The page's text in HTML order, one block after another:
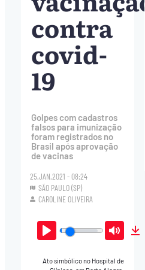
contra
covid-
19
Golpes com cadastros
falsos para imunização
foram registrados no
Brasil após aprovação
de vacinas
25.JAN.2021 - 08:24
SÃO PAULO (SP)
CAROLINE OLIVEIRA
Play Mute
Ato simbólico no Hospital de